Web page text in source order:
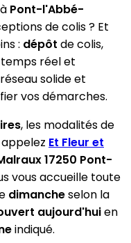
Pont-l'Abbé-
de colis ? Et
: dépôt de colis,
réel et
solide et
vos démarches.
, les modalités de
Et Fleur et
17250 Pont-
vous accueille toute
dimancheselon la
aujourd'huien
indiqué.